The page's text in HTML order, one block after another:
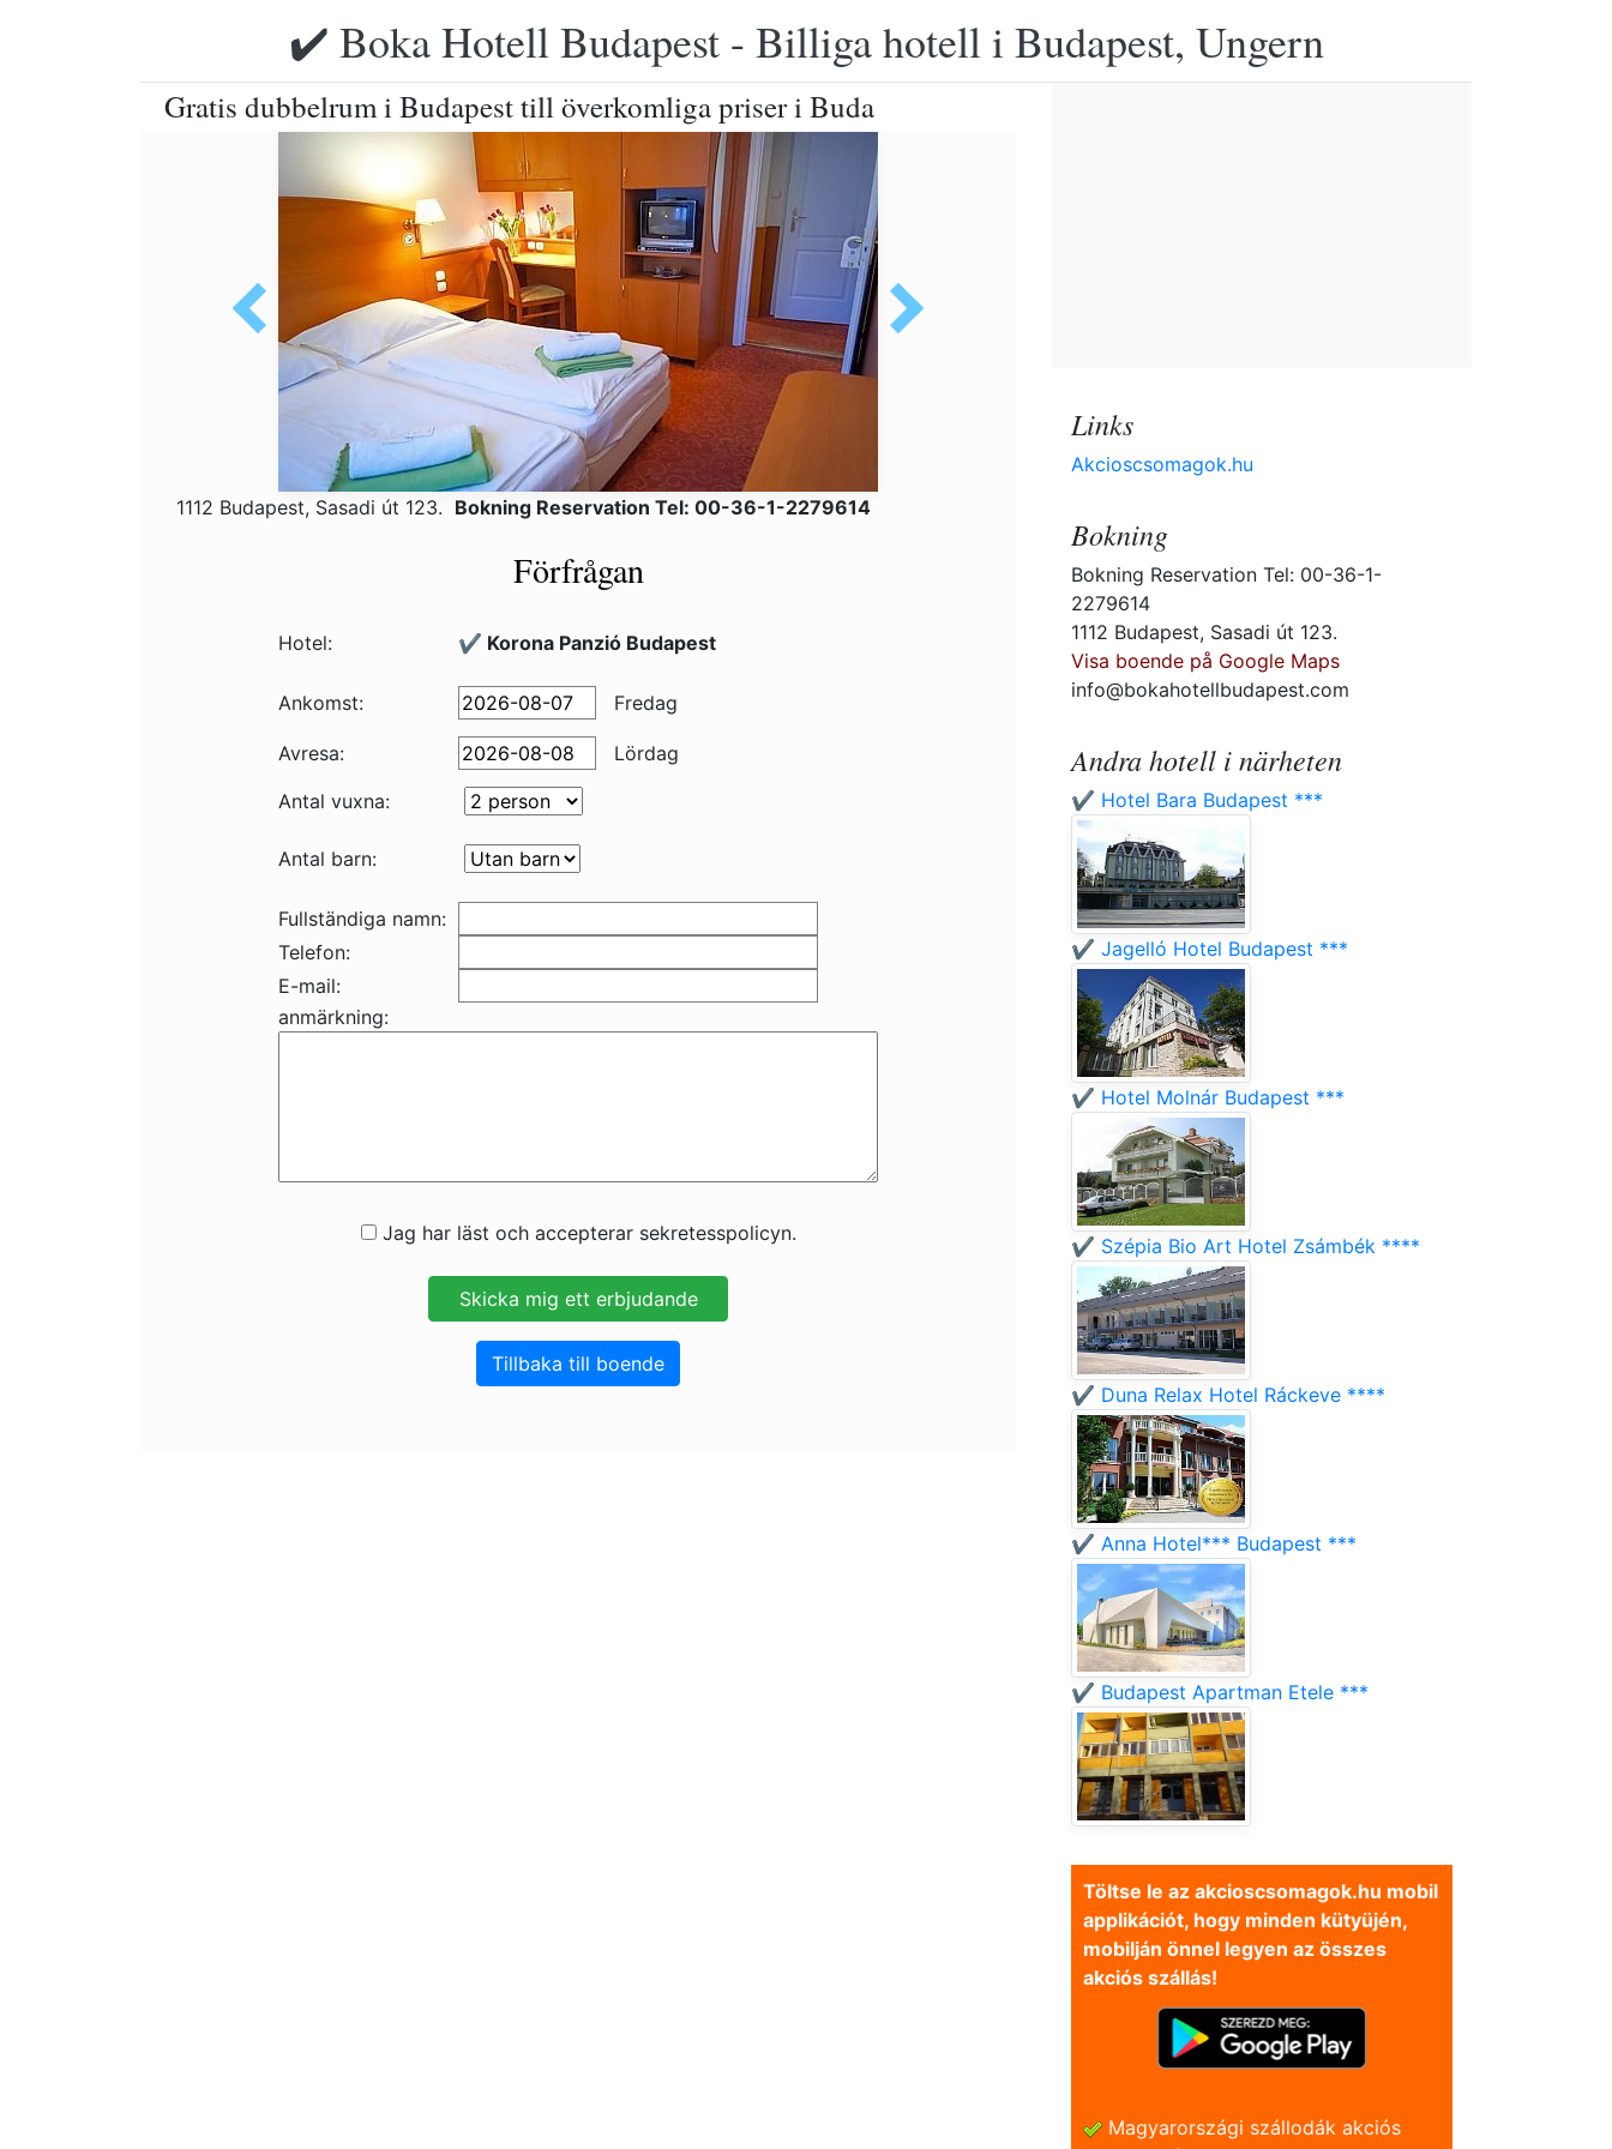
✔️ Boka Hotell Budapest - Billiga hotell i Budapest, Ungern
Gratis dubbelrum i Budapest till överkomliga priser i Buda
1112 Budapest, Sasadi út 123. Bokning Reservation Tel: 00-36-1-2279614
Förfrågan
Hotel: ✔️ Korona Panzió Budapest
Ankomst: Fredag
Avresa:
Lördag
Antal vuxna:
Antal barn:
Fullständiga namn:
Telefon:
E-mail:
anmärkning:
Jag har läst och accepterar sekretesspolicyn.
Tillbaka till boende
Links
Akcioscsomagok.hu
Bokning
Bokning Reservation Tel: 00-36-1-
2279614
1112 Budapest, Sasadi út 123.
Visa boende på Google Maps
info@bokahotellbudapest.com
Andra hotell i närheten
✔️ Hotel Bara Budapest ***
✔️ Jagelló Hotel Budapest ***
✔️ Hotel Molnár Budapest ***
✔️ Szépia Bio Art Hotel Zsámbék ****
✔️ Duna Relax Hotel Ráckeve ****
✔️ Anna Hotel*** Budapest ***
✔️ Budapest Apartman Etele ***
Töltse le az akcioscsomagok.hu mobil
applikációt, hogy minden kütyüjén,
mobilján önnel legyen az összes
akciós szállás!
Magyarországi szállodák akciós